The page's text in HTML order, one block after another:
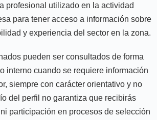
profesional utilizado en la actividad
para tener acceso a información sobre
y experiencia del sector en la zona.
pueden ser consultados de forma
interno cuando se requiere información
siempre con carácter orientativo y no
del perfil no garantiza que recibirás
participación en procesos de selección